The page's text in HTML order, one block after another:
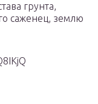
грунта,
саженец, землю